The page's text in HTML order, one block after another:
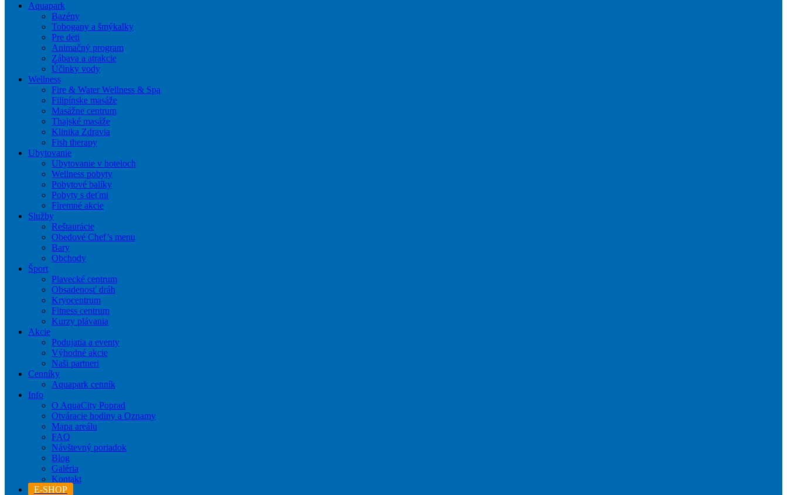
Aquapark
Bazény
Tobogany a šmýkalky
Pre deti
Animačný program
Zábava a atrakcie
Účinky vody
Wellness
Fire & Water Wellness & Spa
Filipínske masáže
Masážne centrum
Thajské masáže
Klinika Zdravia
Fish therapy
Ubytovanie
Ubytovanie v hoteloch
Wellness pobyty
Pobytové balíky
Pobyty s deťmi
Firemné akcie
Služby
Reštaurácie
Obedové Chef’s menu
Bary
Obchody
Šport
Plavecké centrum
Obsadenosť dráh
Kryocentrum
Fitness centrum
Kurzy plávania
Akcie
Podujatia a eventy
Výhodné akcie
Naši partneri
Cenníky
Aquapark cenník
Info
O AquaCity Poprad
Otváracie hodiny a Oznamy
Mapa areálu
FAQ
Návštevný poriadok
Blog
Galéria
Kontakt
E-SHOP